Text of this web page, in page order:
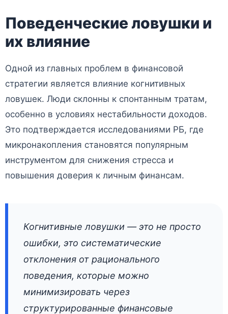
Поведенческие ловушки и
их влияние
Одной из главных проблем в финансовой
стратегии является влияние когнитивных
ловушек. Люди склонны к спонтанным тратам,
особенно в условиях нестабильности доходов.
Это подтверждается исследованиями РБ, где
микронакопления становятся популярным
инструментом для снижения стресса и
повышения доверия к личным финансам.
Когнитивные ловушки — это не просто
ошибки, это систематические
отклонения от рационального
поведения, которые можно
минимизировать через
структурированные финансовые